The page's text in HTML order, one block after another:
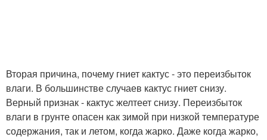
Вторая причина, почему гниет кактус - это переизбыток
влаги. В большинстве случаев кактус гниет снизу.
Верный признак - кактус желтеет снизу. Переизбыток
влаги в грунте опасен как зимой при низкой температуре
содержания, так и летом, когда жарко. Даже когда жарко,